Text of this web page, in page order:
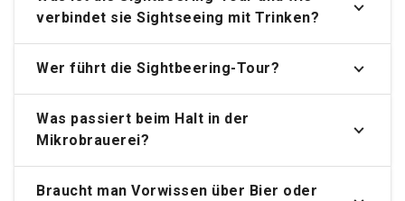
verbindet sie Sightseeing mit Trinken?
Wer führt die Sightbeering-Tour?
Was passiert beim Halt in der
Mikrobrauerei?
Braucht man Vorwissen über Bier oder